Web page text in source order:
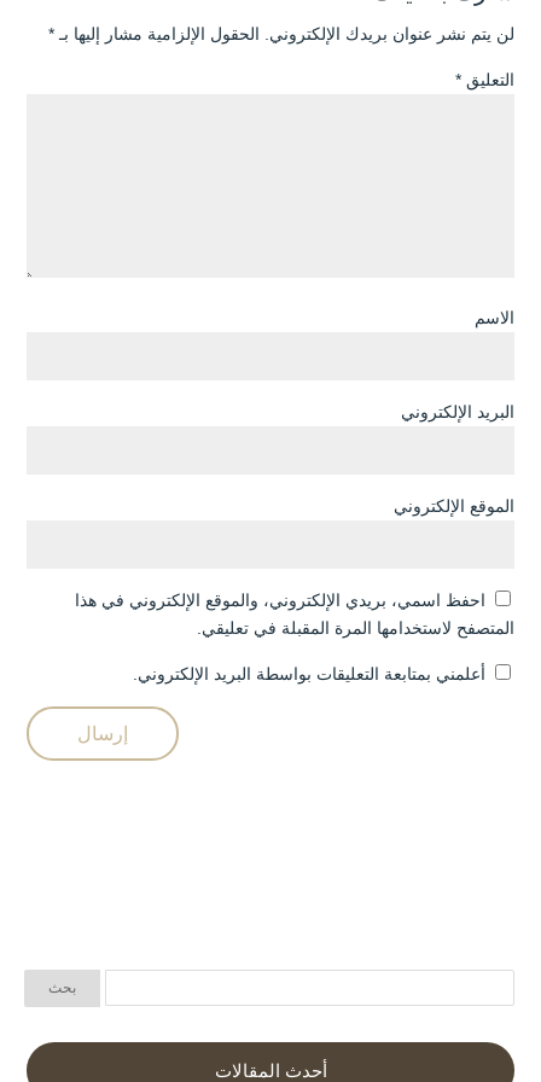
لن يتم نشر عنوان بريدك الإلكتروني. الحقول الإلزامية مشار إليها بـ *
التعليق *
الاسم
البريد الإلكتروني
الموقع الإلكتروني
احفظ اسمي، بريدي الإلكتروني، والموقع الإلكتروني في هذا
المتصفح لاستخدامها المرة المقبلة في تعليقي.
أعلمني بمتابعة التعليقات بواسطة البريد الإلكتروني.
أحدث المقالات